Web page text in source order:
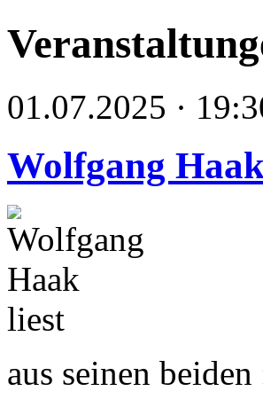
01.07.2025 ·
Wolfgang
aus seinen